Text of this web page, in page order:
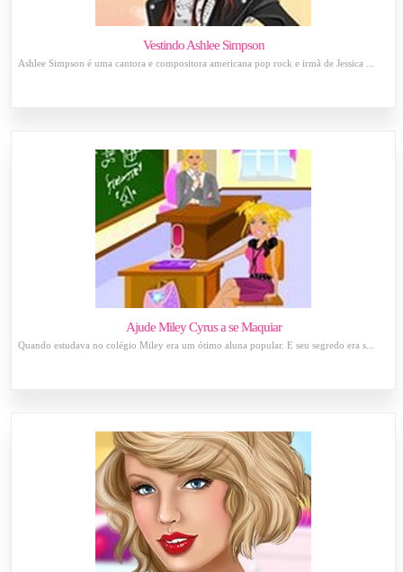
Vestindo Ashlee Simpson
Ashlee Simpson é uma cantora e compositora americana pop rock e irmã de Jessica ...
Ajude Miley Cyrus a se Maquiar
Quando estudava no colégio Miley era um ótimo aluna popular. E seu segredo era s...